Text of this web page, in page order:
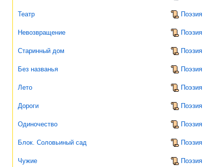
Театр Поэзия
Невозвращение Поэзия
Старинный дом Поэзия
Без названья Поэзия
Лето Поэзия
Дороги Поэзия
Одиночество Поэзия
Блок. Соловьиный сад Поэзия
Чужие Поэзия